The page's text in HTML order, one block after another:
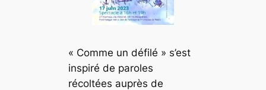
« Comme un défilé » s’est
inspiré de paroles
récoltées auprès de